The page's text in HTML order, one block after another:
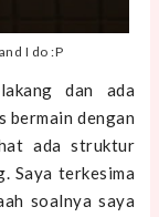
I do :P
dan ada
bermain dengan
ada struktur
Saya terkesima
soalnya saya